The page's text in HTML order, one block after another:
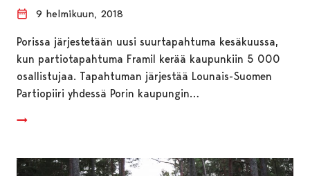
9 helmikuun, 2018
Porissa järjestetään uusi suurtapahtuma kesäkuussa,
kun partiotapahtuma Framil kerää kaupunkiin 5 000
osallistujaa. Tapahtuman järjestää Lounais-Suomen
Partiopiiri yhdessä Porin kaupungin…